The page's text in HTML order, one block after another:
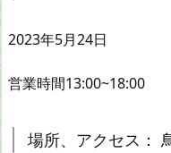
2023年5月24日
営業時間13:00~18:00
場所、アクセス：